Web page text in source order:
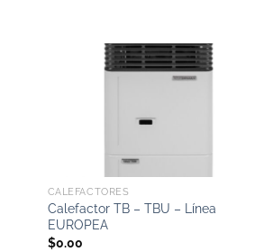
CALEFACTORES
Calefactor TB – TBU – Línea
EUROPEA
$0.00